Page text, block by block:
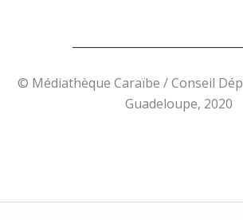
© Médiathèque Caraïbe / Conseil
Guadeloupe, 2020